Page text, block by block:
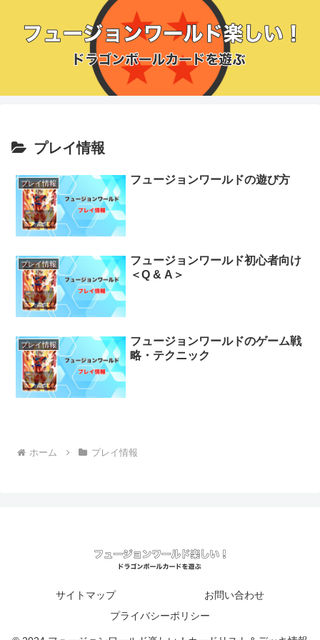
プレイ情報
プレイ情報 フュージョンワールドの遊び方
プレイ情報
フュージョンワールド初心者向け
＜Q & A＞
プレイ情報
フュージョンワールドのゲーム戦
略・テクニック
ホーム プレイ情報
サイトマップ
お問い合わせ
プライバシーポリシー